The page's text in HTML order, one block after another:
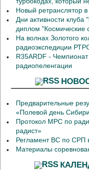
Новый ретранслятор
Дни активности
диплом "Космические
На волнах Золотого
радиоэкспедиции
R35ARDF -
радиопеленгации
Предварительные
«Полевой день
Протокол МРС по
радист»
Регламент ВС по СРП
Материалы